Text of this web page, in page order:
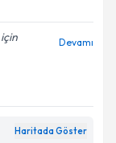
Devamı
Haritada Göster